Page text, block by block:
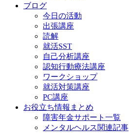
ブログ
今日の活動
出張講座
読解
就活SST
自己分析講座
認知行動療法講座
ワークショップ
就活対策講座
PC講座
お役立ち情報まとめ
障害年金サポート一覧
メンタルヘルス関連記事